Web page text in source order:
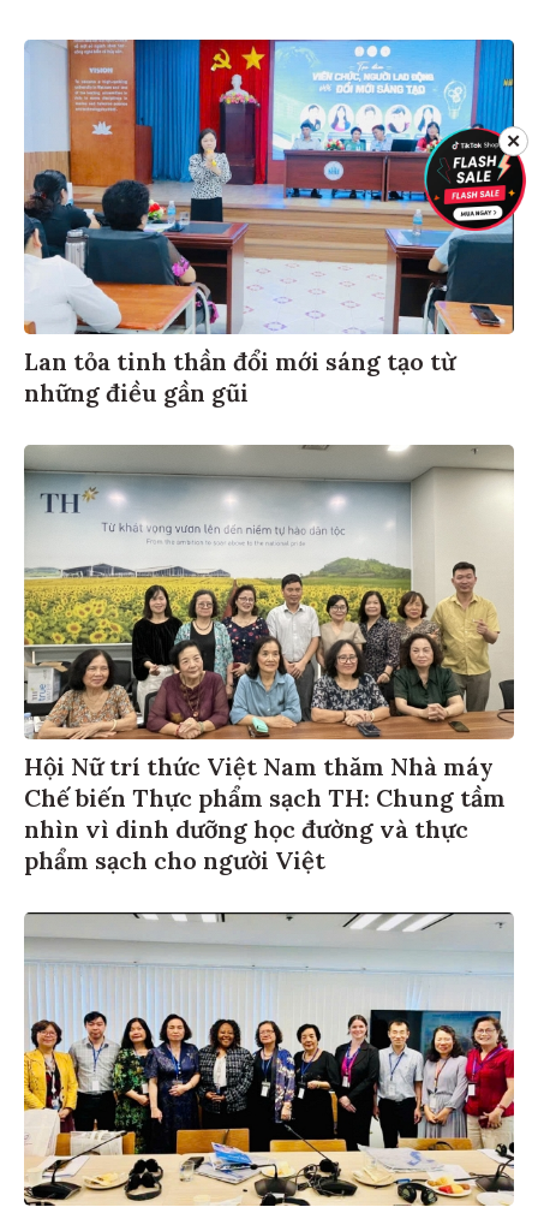
Lan tỏa tinh thần đổi mới sáng tạo từ
những điều gần gũi
Hội Nữ trí thức Việt Nam thăm Nhà máy
Chế biến Thực phẩm sạch TH: Chung tầm
nhìn vì dinh dưỡng học đường và thực
phẩm sạch cho người Việt
✕